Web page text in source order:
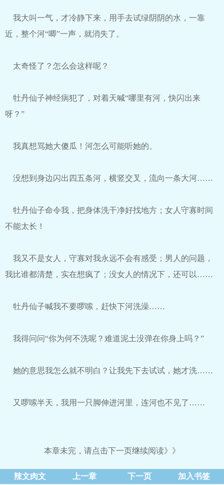
我大叫一气，才冷静下来，用手去试绿阴阴的水，一靠
近，整个河“唧”一声，就消失了。
太奇怪了？怎么会这样呢？
牡丹仙子神经病犯了，对着天喊“哪里有河，快闪出来
呀？”
我真想骂她大傻瓜！河怎么可能听她的。
没想到身边闪出四五条河，横竖交叉，流向一条大河……
牡丹仙子命令我，把身体洗干净好找地方；女人守寡时间
不能太长！
我又不是女人，守寡对我永远不会有感受；男人的问题，
我比谁都清楚，实在想疯了；没女人的情况下，还可以……
牡丹仙子喊我不要啰嗦，赶快下河洗澡……
我得问问“你为何不洗呢？难道泥土没弹在你身上吗？”
她的意思我怎么就不明白？让我先下去试试，她才洗……
又啰嗦半天，我用一只脚伸进河里，连河也不见了……
本章未完，请点击下一页继续阅读》》
辣文肉文 上一章 下一页 加入书签